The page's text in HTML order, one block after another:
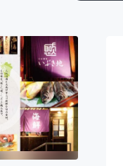
・写真
ロジー・ガジェット
映画